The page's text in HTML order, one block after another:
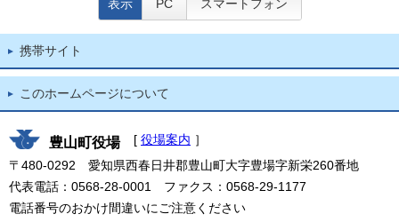
表示 PC スマートフォン
携帯サイト
このホームページについて
豊山町役場 [ 役場案内 ］
〒480-0292 愛知県西春日井郡豊山町大字豊場字新栄260番地
代表電話：0568-28-0001 ファクス：0568-29-1177
電話番号のおかけ間違いにご注意ください